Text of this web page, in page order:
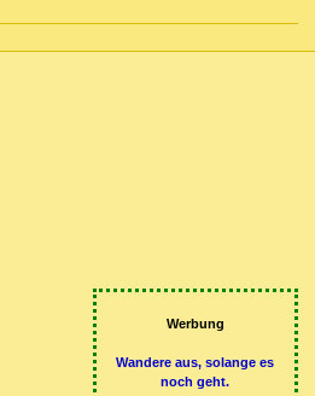
Werbung
Wandere aus, solange es
noch geht.